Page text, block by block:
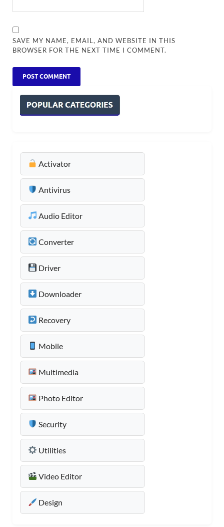
SAVE MY NAME, EMAIL, AND WEBSITE IN THIS
BROWSER FOR THE NEXT TIME I COMMENT.
Activator
Antivirus
Audio Editor
Converter
Driver
Downloader
Recovery
Mobile
Multimedia
Photo Editor
Security
Utilities
Video Editor
Design